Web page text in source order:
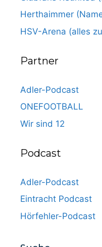
Herthaimmer
HSV-Arena (alles
Partner
Adler-Podcast
ONEFOOTBALL
Wir sind 12
Podcast
Adler-Podcast
Eintracht Podcast
Hörfehler-Podcast